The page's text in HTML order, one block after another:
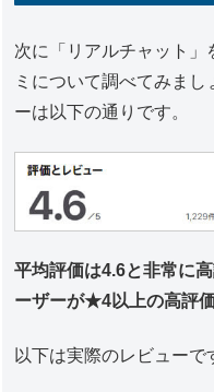
次に「リアルチャット」
ミについて調べてみま
ーは以下の通りです。
平均評価は4.6と非常に
ーザーが★4以上の高評
以下は実際のレビューで